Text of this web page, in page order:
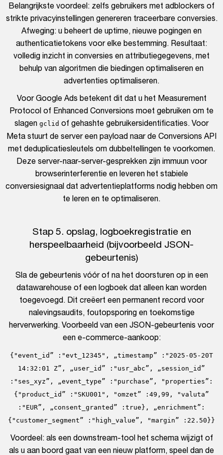
Belangrijkste voordeel: zelfs gebruikers met adblockers of
strikte privacyinstellingen genereren traceerbare conversies.
Afweging: u beheert de uptime, nieuwe pogingen en
authenticatietokens voor elke bestemming. Resultaat:
volledig inzicht in conversies en attributiegegevens, met
behulp van algoritmen die biedingen optimaliseren en
advertenties optimaliseren.
Voor Google Ads betekent dit dat u het Measurement
Protocol of Enhanced Conversions moet gebruiken om te
slagen gclid of gehashte gebruikersidentificaties. Voor
Meta stuurt de server een payload naar de Conversions API
met deduplicatiesleutels om dubbeltellingen te voorkomen.
Deze server-naar-server-gesprekken zijn immuun voor
browserinterferentie en leveren het stabiele
conversiesignaal dat advertentieplatforms nodig hebben om
te leren en te optimaliseren.
Stap 5. opslag, logboekregistratie en
herspeelbaarheid (bijvoorbeeld JSON-
gebeurtenis)
Sla de gebeurtenis vóór of na het doorsturen op in een
datawarehouse of een logboek dat alleen kan worden
toegevoegd. Dit creëert een permanent record voor
nalevingsaudits, foutopsporing en toekomstige
herverwerking. Voorbeeld van een JSON-gebeurtenis voor
een e-commerce-aankoop:
{"event_id” :"evt_12345", „timestamp” :"2025-05-20T
14:32:01 Z”, „user_id” :"usr_abc”, „session_id”
:"ses_xyz”, „event_type” :"purchase”, "properties”:
{"product_id” :"SKU001", "omzet” :49,99, "valuta”
:"EUR”, „consent_granted” :true}, „enrichment”:
{"customer_segment” :"high_value”, "margin” :22.50}}
Voordeel: als een downstream-tool het schema wijzigt of
als u aan boord gaat van een nieuw platform, speel dan de